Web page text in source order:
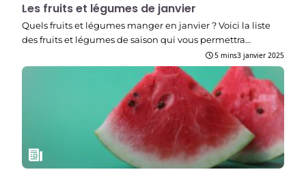
Les fruits et légumes de janvier
Quels fruits et légumes manger en janvier ? Voici la liste
des fruits et légumes de saison qui vous permettra…
5 mins3 janvier 2025